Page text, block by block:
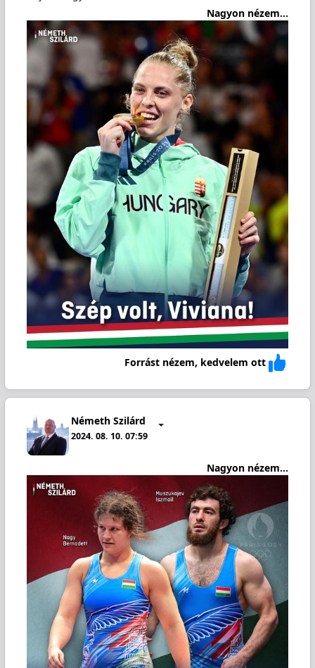
Nagyon nézem...
Forrást nézem, kedvelem ott
Németh Szilárd
2024. 08. 10. 07:59
Nagyon nézem...